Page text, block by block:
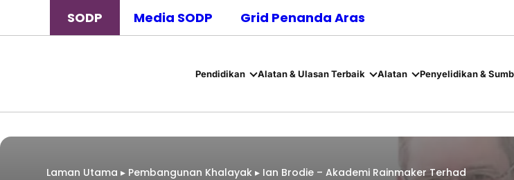
SODP Media SODP Grid Penanda Aras
Pendidikan Alatan & Ulasan Terbaik Alatan Penyelidikan &
Laman Utama ▸ Pembangunan Khalayak ▸ Ian Brodie – Akademi Rainmaker Terhad